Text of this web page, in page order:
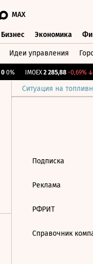
MAX
Бизнес Экономика
Идеи управления
0% IMOEX 2 285,88 -0,69%↓
Ситуация на
Подписка
Реклама
РФРИТ
Справочник